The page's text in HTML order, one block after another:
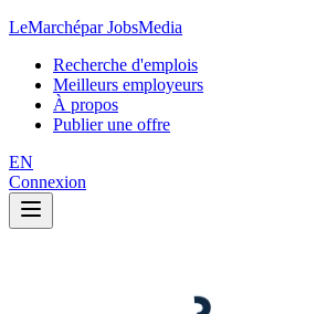
LeMarchépar JobsMedia
Recherche d'emplois
Meilleurs employeurs
À propos
Publier une offre
EN
Connexion